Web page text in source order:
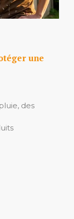
une
des